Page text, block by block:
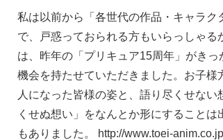
私は以前から「各世代の作品・キャラ
で、戸惑っておられる方もいらっしゃ
は、昨年の「プリキュア15周年」がき
機会を持たせていただきました。お子
人になった皆様の姿と、語り尽くせな
くせぬ想い」をなんとか形にすること
もありました。 http://www.toei-